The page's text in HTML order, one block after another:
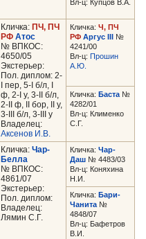
Вл-ц: Купцов В.А.
Кличка: ПЧ, ПЧ
РФ Атос
№ ВПКОС:
4650/05
Экстерьер:
Пол. диплом: 2-
I пер, 5-I б/л, I
ф, 2-I у, 3-II б/л,
2-II ф, II бор, II у,
3-III б/л, 3-III у
Владелец:
Аксенов И.В.
Кличка: Ч, ПЧ
РФ Аргус III
№
4241/00
Вл-ц: Прошин
А.Ю.
Кличка: Баста №
4282/01
Вл-ц: Клименко
С.Г.
Кличка: Чар-
Белла
№ ВПКОС:
4861/07
Экстерьер:
Пол. диплом:
Владелец:
Лямин С.Г.
Кличка: Чар-
Даш № 4483/03
Вл-ц: Коняхина
Н.И.
Кличка: Бари-
Чанита №
4848/07
Вл-ц: Бафетров
В.И.